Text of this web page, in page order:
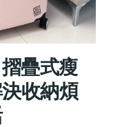
疊式瘦
收納煩